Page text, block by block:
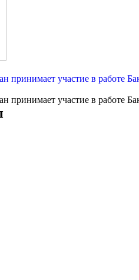
принимает участие в работе
принимает участие в работе